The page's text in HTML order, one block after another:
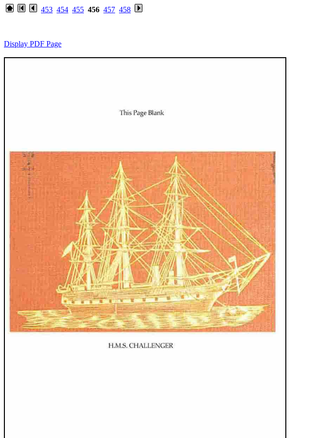
453 454 455 456 457 458
Display PDF Page